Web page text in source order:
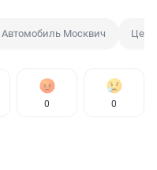
Автомобиль Москвич
0 0